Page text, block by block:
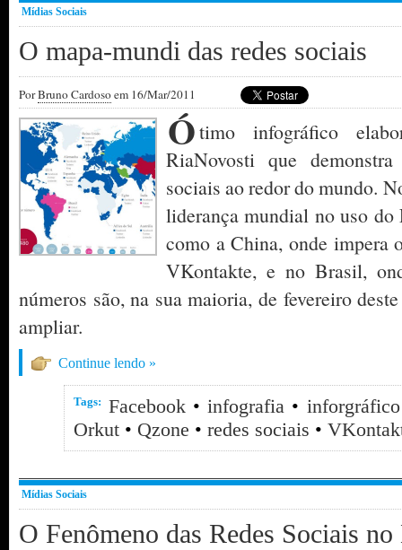
Mídias Sociais
O mapa-mundi das redes sociais
PorBruno Cardosoem 16/Mar/2011
Ótimo infográfico
RiaNovosti que
sociais ao redor do mundo.
liderança mundial no uso do
como a China, onde impera
VKontakte, e no Brasil,
números são, na sua maioria, de fevereiro
ampliar.
Continue lendo »
Tags: Facebook •infografia • inforgráfico
Orkut • Qzone • redes sociais •
Mídias Sociais
O Fenômeno das Redes Sociais